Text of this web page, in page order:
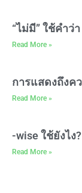
“ไม่มี” ใช้คำว่
Read More »
การแสดงถึงค
Read More »
-wise ใช้ยังไง
Read More »